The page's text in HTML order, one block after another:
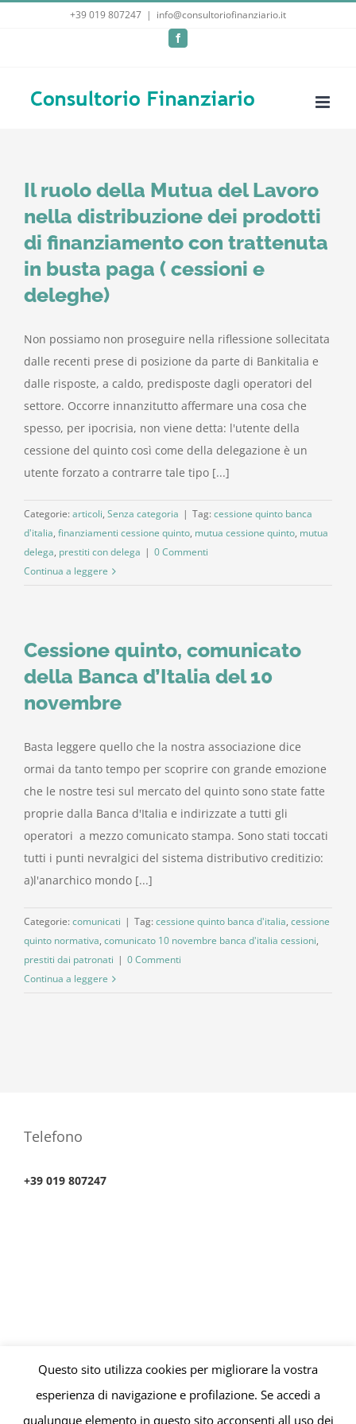
+39 019 807247 | info@consultoriofinanziario.it
Facebook
Il ruolo della Mutua del Lavoro
nella distribuzione dei prodotti
di finanziamento con trattenuta
in busta paga ( cessioni e
deleghe)
Non possiamo non proseguire nella riflessione sollecitata
dalle recenti prese di posizione da parte di Bankitalia e
dalle risposte, a caldo, predisposte dagli operatori del
settore. Occorre innanzitutto affermare una cosa che
spesso, per ipocrisia, non viene detta: l'utente della
cessione del quinto così come della delegazione è un
utente forzato a contrarre tale tipo [...]
Categorie: articoli, Senza categoria | Tag: cessione quinto banca
d'italia, finanziamenti cessione quinto, mutua cessione quinto, mutua
delega, prestiti con delega | 0 Commenti
Continua a leggere
Cessione quinto, comunicato
della Banca d’Italia del 10
novembre
Basta leggere quello che la nostra associazione dice
ormai da tanto tempo per scoprire con grande emozione
che le nostre tesi sul mercato del quinto sono state fatte
proprie dalla Banca d'Italia e indirizzate a tutti gli
operatori a mezzo comunicato stampa. Sono stati toccati
tutti i punti nevralgici del sistema distributivo creditizio:
a)l'anarchico mondo [...]
Categorie: comunicati | Tag: cessione quinto banca d'italia, cessione
quinto normativa, comunicato 10 novembre banca d'italia cessioni,
prestiti dai patronati | 0 Commenti
Continua a leggere
Telefono
+39 019 807247
© Copyright 2010 -2026 | Consultorio Finanziario P.iva
01676110099 | All Rights Reserved | Powered bySISI Software
Questo sito utilizza cookies per migliorare la vostra
esperienza di navigazione e profilazione. Se accedi a
qualunque elemento in questo sito acconsenti all uso dei